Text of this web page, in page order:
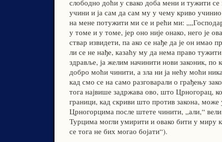
слободно доћи у свако доба мени и тужити
учини и ја сам да сам му у чему криво
на мене потужити ми се и рећи ми:
у томе и у томе, јер оно није онако, него је
ствар извидети, па ако се нађе да је он имао
ли се не нађе, казаћу му да нема право
здравље, ја желим начинити нови законик, по
добро моћи чинити, а зла ни ја нећу моћи
кад смо се на само разговарали о грађењу
тога највише задржава ово, што Црногорац,
граници, кад скриви што против закона, може
Црногорцима после штете чинити, „али,“
Турцима могли умирити и овако бити у миру
се тога не бих могао бојати“).